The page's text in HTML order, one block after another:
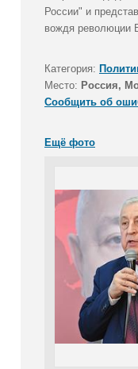
России" и
вождя революции
Категория:
Место: Россия,
Сообщить об
Ещё фото